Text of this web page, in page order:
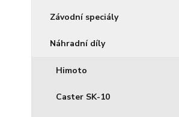
Závodní speciály
Náhradní díly
Himoto
Caster SK-10